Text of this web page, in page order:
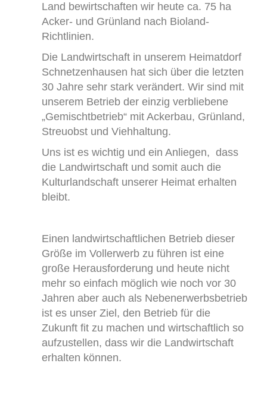
Land bewirtschaften wir heute ca. 75 ha
Acker- und Grünland nach Bioland-
Richtlinien.
Die Landwirtschaft in unserem Heimatdorf
Schnetzenhausen hat sich über die letzten
30 Jahre sehr stark verändert. Wir sind mit
unserem Betrieb der einzig verbliebene
„Gemischtbetrieb“ mit Ackerbau, Grünland,
Streuobst und Viehhaltung.
Uns ist es wichtig und ein Anliegen, dass
die Landwirtschaft und somit auch die
Kulturlandschaft unserer Heimat erhalten
bleibt.
Einen landwirtschaftlichen Betrieb dieser
Größe im Vollerwerb zu führen ist eine
große Herausforderung und heute nicht
mehr so einfach möglich wie noch vor 30
Jahren aber auch als Nebenerwerbsbetrieb
ist es unser Ziel, den Betrieb für die
Zukunft fit zu machen und wirtschaftlich so
aufzustellen, dass wir die Landwirtschaft
erhalten können.